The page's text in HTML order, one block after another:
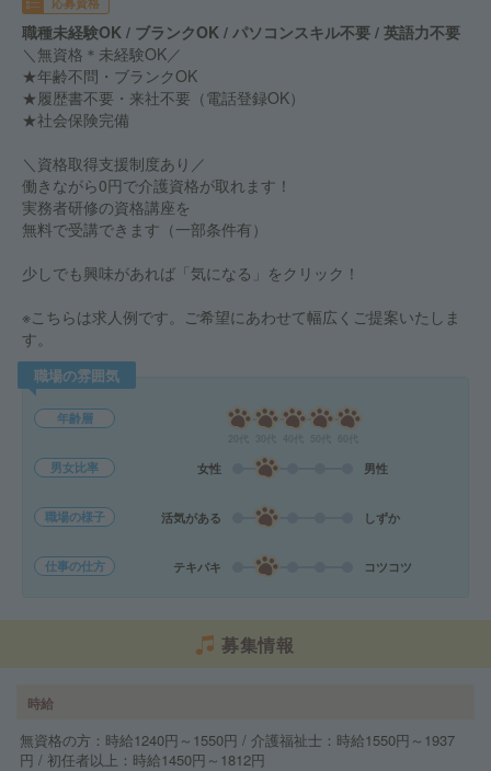
職種未経験OK / ブランクOK / パソコンスキル不要 / 英語力不要
＼無資格＊未経験OK／
★年齢不問・ブランクOK
★履歴書不要・来社不要（電話登録OK）
★社会保険完備
＼資格取得支援制度あり／
働きながら0円で介護資格が取れます！
実務者研修の資格講座を
無料で受講できます（一部条件有）
少しでも興味があれば「気になる」をクリック！
※こちらは求人例です。ご希望にあわせて幅広くご提案いたしま
す。
職場の雰囲気
年齢層
男女比率 女性 男性
職場の様子 活気がある しずか
仕事の仕方 テキパキ コツコツ
募集情報
時給
無資格の方：時給1240円～1550円 / 介護福祉士：時給1550円～1937
円 / 初任者以上：時給1450円～1812円